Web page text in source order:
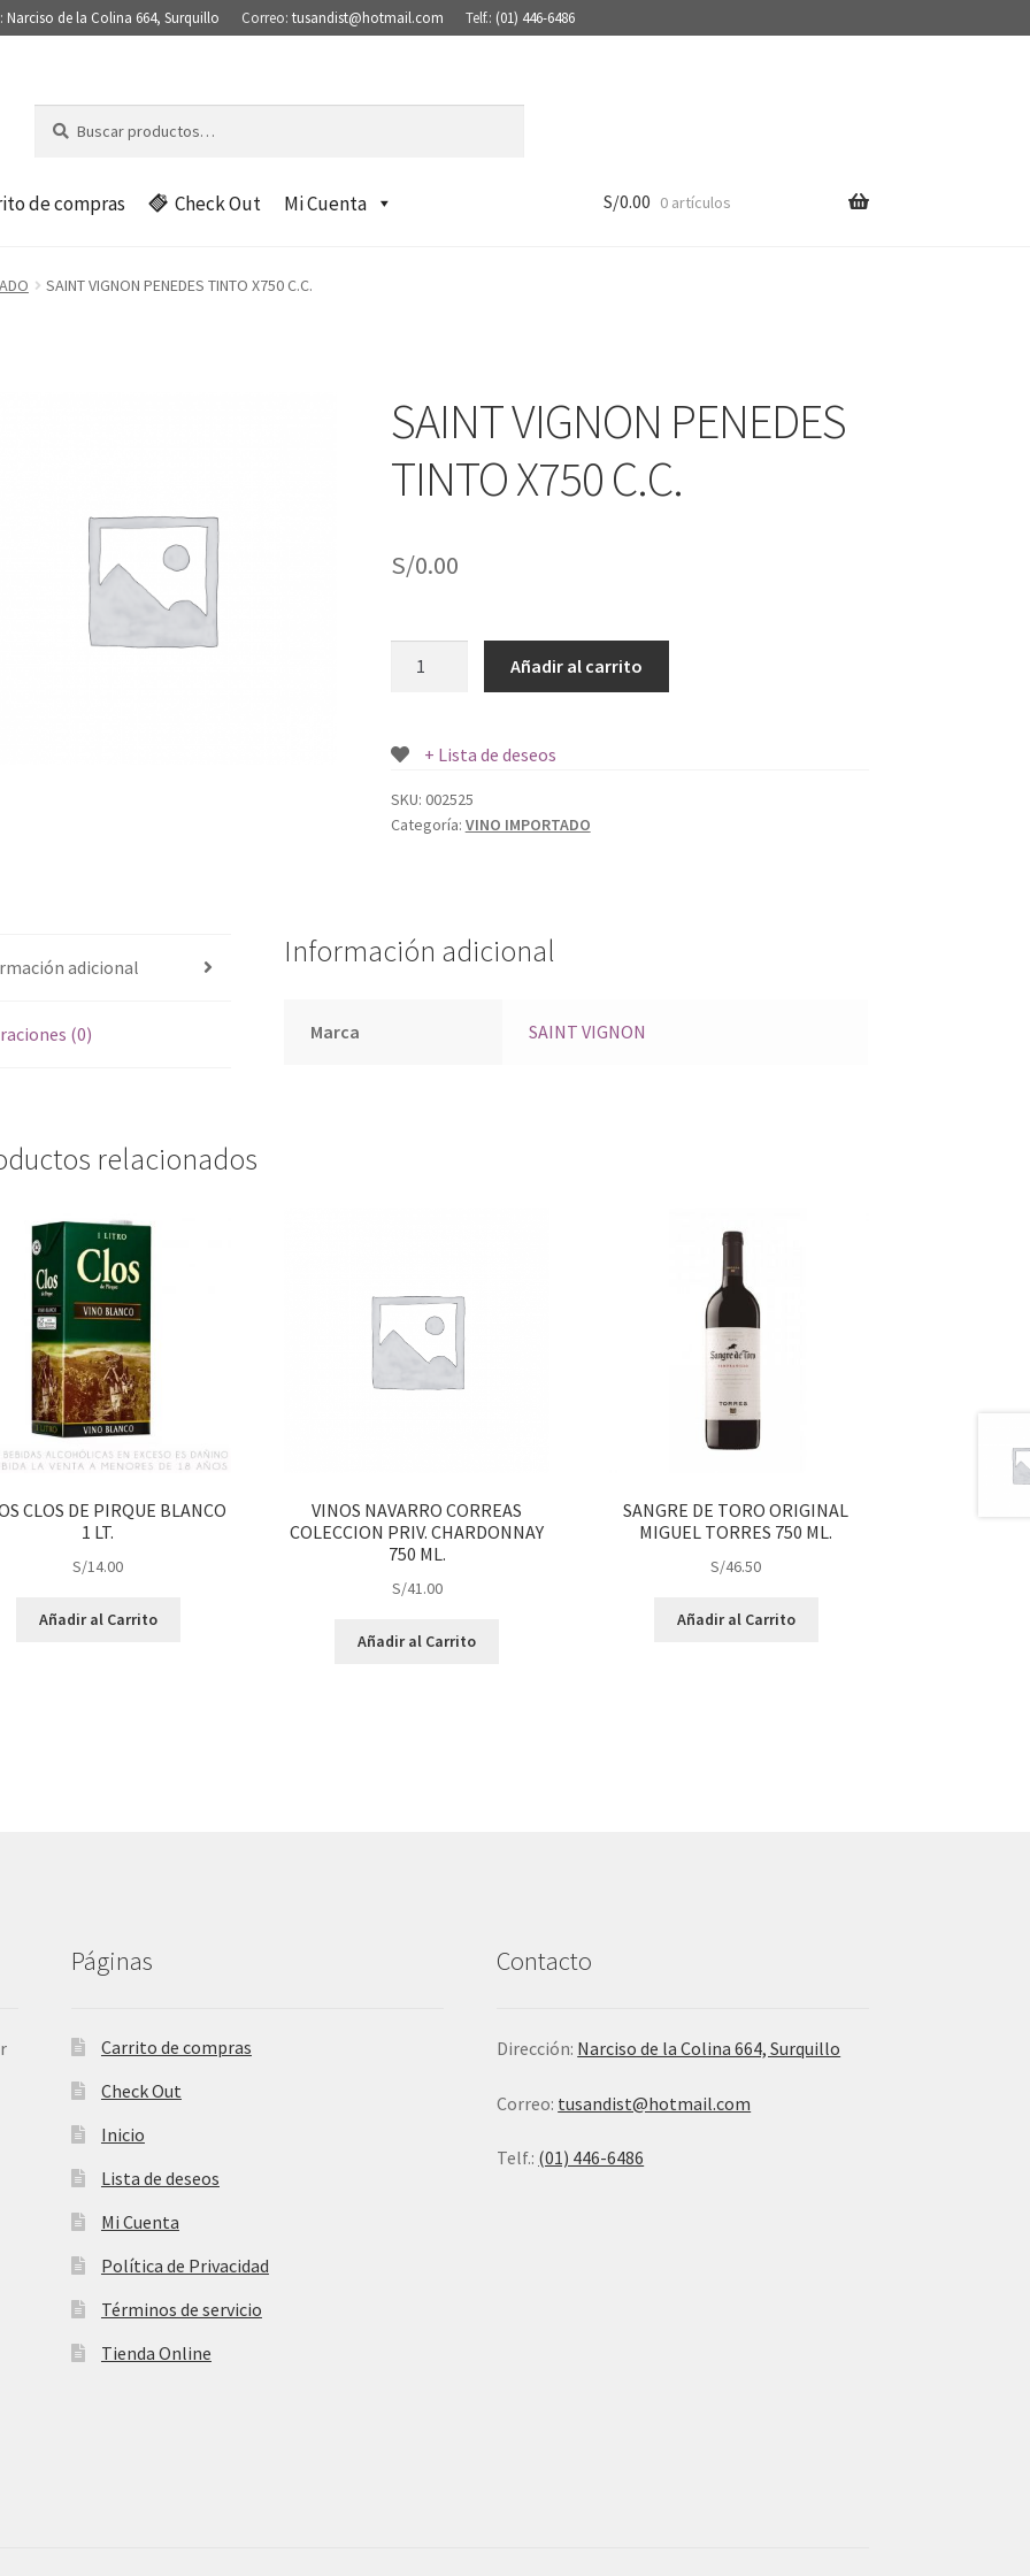
Narciso de la Colina 664, Surquillo Correo: tusandist@hotmail.com Telf.: (01) 446-6486
por:
c
a
de compras Check Out Mi Cuenta S/0.00 0 artículos
SAINT VIGNON PENEDES TINTO X750 C.C.
SAINT VIGNON PENEDES
TINTO X750 C.C.
S/0.00
X750
C.C.
cantidad
Añadir al carrito
+ Lista de deseos
SKU: 002525
Categoría: VINO IMPORTADO
adicional
(0)
Información adicional
Marca SAINT VIGNON
relacionados
CLOS DE PIRQUE BLANCO
1 LT.
S/14.00
Añadir al Carrito
VINOS NAVARRO CORREAS
COLECCION PRIV. CHARDONNAY
750 ML.
S/41.00
Añadir al Carrito
SANGRE DE TORO ORIGINAL
MIGUEL TORRES 750 ML.
S/46.50
Añadir al Carrito
Páginas
Carrito de compras
Check Out
Inicio
Lista de deseos
Mi Cuenta
Política de Privacidad
Términos de servicio
Tienda Online
Contacto
Dirección: Narciso de la Colina 664, Surquillo
Correo: tusandist@hotmail.com
Telf.: (01) 446-6486